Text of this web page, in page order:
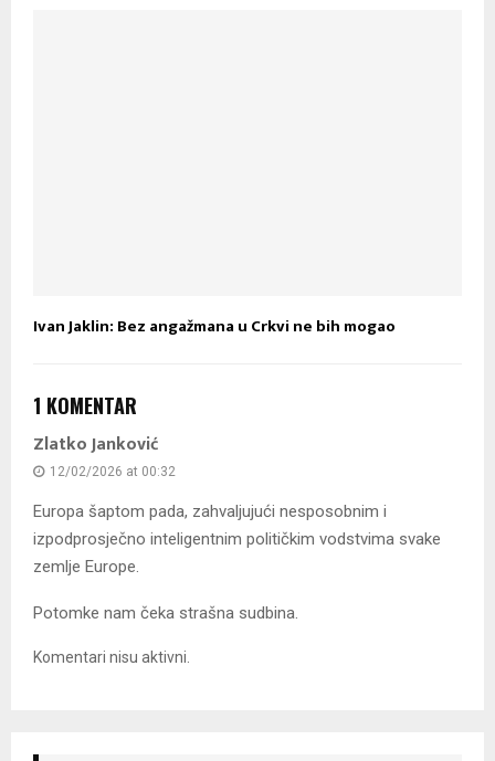
Ivan Jaklin: Bez angažmana u Crkvi ne bih mogao
1 KOMENTAR
Zlatko Janković
12/02/2026 at 00:32
Europa šaptom pada, zahvaljujući nesposobnim i
izpodprosječno inteligentnim političkim vodstvima svake
zemlje Europe.
Potomke nam čeka strašna sudbina.
Komentari nisu aktivni.